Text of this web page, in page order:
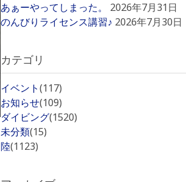
あぁーやってしまった。
2026年7月31日
のんびりライセンス講習♪ 2026年7月30日
カテゴリ
イベント(117)
お知らせ(109)
ダイビング(1520)
未分類(15)
陸(1123)